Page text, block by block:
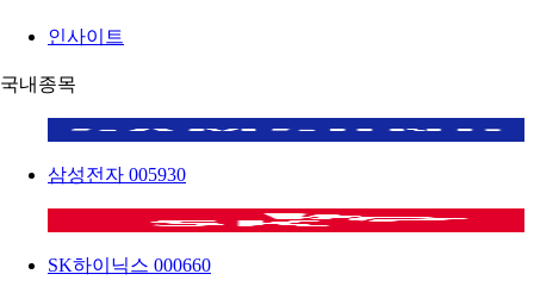
인사이트
국내종목
삼성전자 005930
SK하이닉스 000660